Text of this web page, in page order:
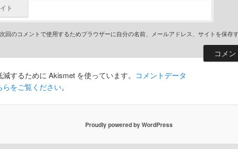
ト
次回のコメントで使用するためブラウザーに自分の名前、メールアドレス、サイトを保存
するために Akismet を使っています。 コメントデータ
をご覧ください。
Proudly powered by WordPress